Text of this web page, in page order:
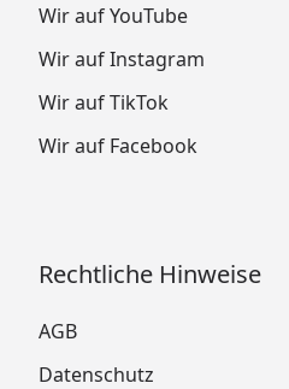
Wir auf YouTube
Wir auf Instagram
Wir auf TikTok
Wir auf Facebook
Rechtliche Hinweise
AGB
Datenschutz